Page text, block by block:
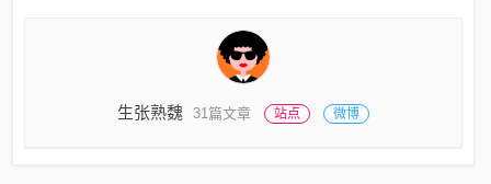
生张熟魏 31篇文章 站点 微博